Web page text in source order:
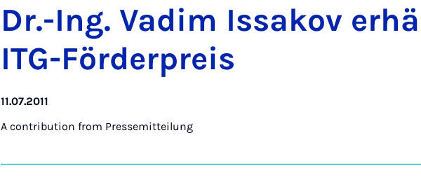
Dr.-Ing. Vadim Is­sakov
ITG-Förder­preis
11.07.2011
A contribution from Pressemitteilung